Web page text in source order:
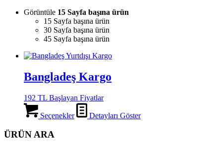
Görüntüle 15 Sayfa başına ürün
15 Sayfa başına ürün
30 Sayfa başına ürün
45 Sayfa başına ürün
Bangladeş Kargo
192 TL Başlayan Fiyatlar
Seçenekler Detayları Göster
ÜRÜN ARA